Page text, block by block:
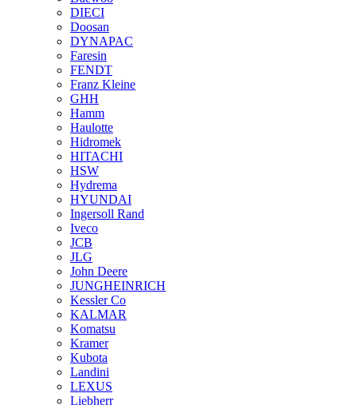
DIECI
Doosan
DYNAPAC
Faresin
FENDT
Franz Kleine
GHH
Hamm
Haulotte
Hidromek
HITACHI
HSW
Hydrema
HYUNDAI
Ingersoll Rand
Iveco
JCB
JLG
John Deere
JUNGHEINRICH
Kessler Co
KALMAR
Komatsu
Kramer
Kubota
Landini
LEXUS
Liebherr